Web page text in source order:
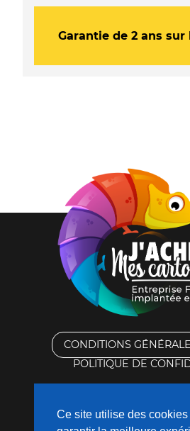
Garantie de 2 ans
CONDITIONS
POLITIQUE DE
Ce site utilise des